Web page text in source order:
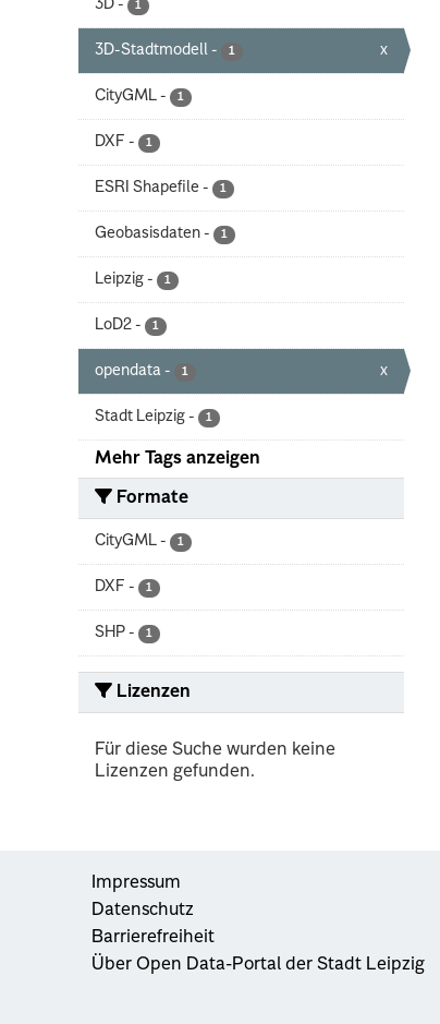
3D - 1
3D-Stadtmodell - 1 x
CityGML - 1
DXF - 1
ESRI Shapefile - 1
Geobasisdaten - 1
Leipzig - 1
LoD2 - 1
opendata - 1 x
Stadt Leipzig - 1
Mehr Tags anzeigen
Formate
CityGML - 1
DXF - 1
SHP - 1
Lizenzen
Für diese Suche wurden keine
Lizenzen gefunden.
Impressum
Datenschutz
Barrierefreiheit
Über Open Data-Portal der Stadt Leipzig